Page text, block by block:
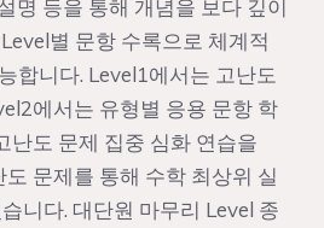
명 등을 통해 개념을 보다 깊이
별 문항 수록으로 체계적
합니다. Level1에서는 고난도
에서는 유형별 응용 문항 학
난도 문제 집중 심화 연습을
문제를 통해 수학 최상위 실
니다. 대단원 마무리 Level 종